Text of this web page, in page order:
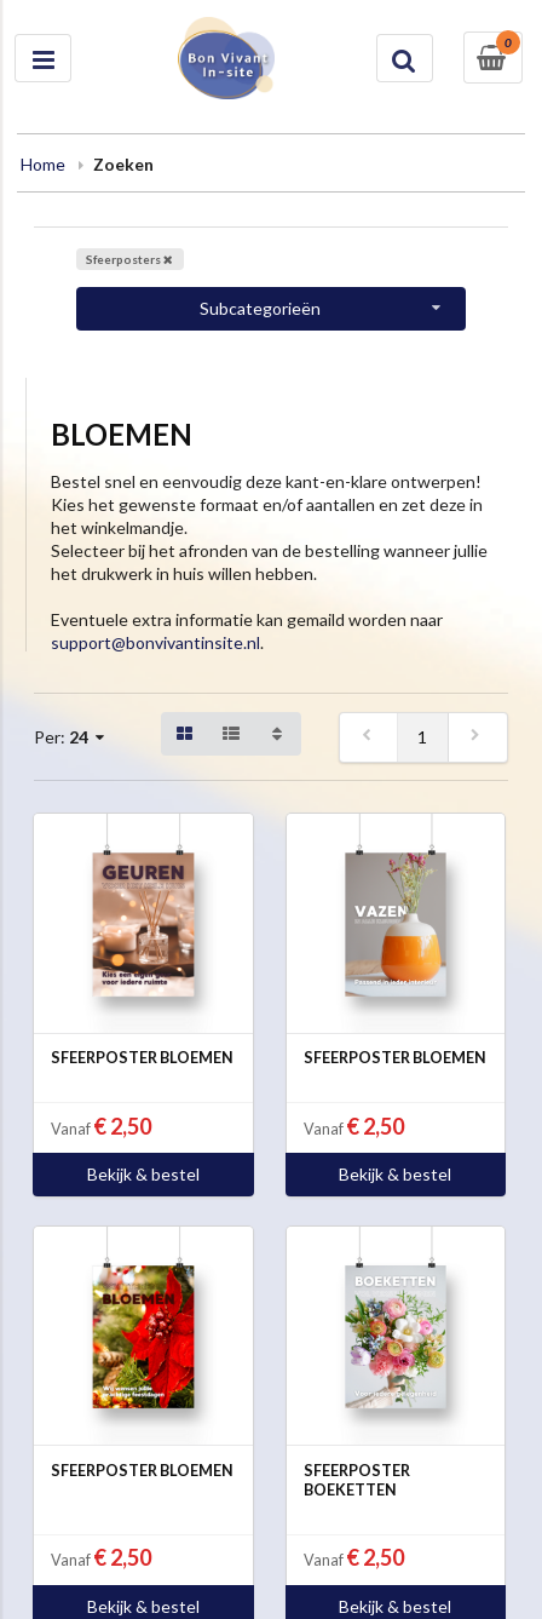
0
Home Zoeken
Sfeerposters
Subcategorieën
BLOEMEN
Bestel snel en eenvoudig deze kant-en-klare ontwerpen!
Kies het gewenste formaat en/of aantallen en zet deze in
het winkelmandje.
Selecteer bij het afronden van de bestelling wanneer jullie
het drukwerk in huis willen hebben.
Eventuele extra informatie kan gemaild worden naar
support@bonvivantinsite.nl.
Per: 24 1
SFEERPOSTER BLOEMEN
Vanaf € 2,50
Bekijk & bestel
SFEERPOSTER BLOEMEN
Vanaf € 2,50
Bekijk & bestel
SFEERPOSTER BLOEMEN
Vanaf € 2,50
Bekijk & bestel
SFEERPOSTER
BOEKETTEN
Vanaf € 2,50
Bekijk & bestel